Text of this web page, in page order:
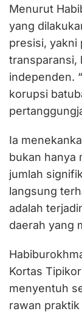
Menurut
yang
presisi, yakni
transparansi,
independen.
korupsi
Ia
bukan hanya
jumlah
langsung
adalah
daerah yang
Kortas
menyentuh
rawan